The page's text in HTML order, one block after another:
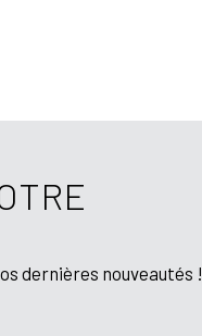
dernières nouveautés !